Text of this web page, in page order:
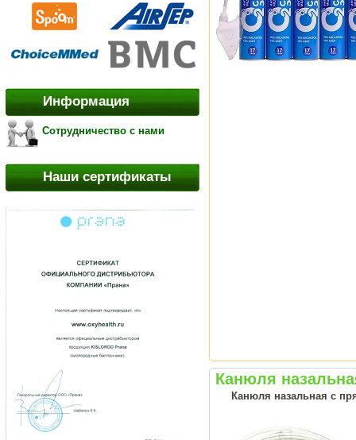
Информация
Сотрудничество с нами
Наши сертификаты
Канюля
Канюля назальная с